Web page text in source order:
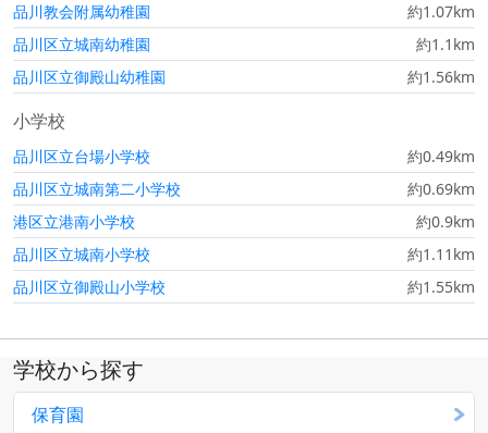
品川教会附属幼稚園
約1.07km
品川区立城南幼稚園
約1.1km
品川区立御殿山幼稚園
約1.56km
小学校
品川区立台場小学校
約0.49km
品川区立城南第二小学校
約0.69km
港区立港南小学校
約0.9km
品川区立城南小学校
約1.11km
品川区立御殿山小学校
約1.55km
学校から探す
保育園